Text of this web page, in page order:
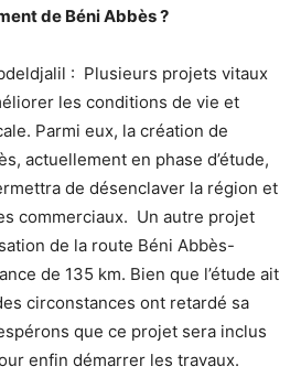
de Béni Abbès ?
: Plusieurs projets vitaux
les conditions de vie et
Parmi eux, la création de
actuellement en phase d’étude,
de désenclaver la région et
commerciaux. Un autre projet
de la route Béni Abbès-
de 135 km. Bien que l’étude ait
circonstances ont retardé sa
que ce projet sera inclus
enfin démarrer les travaux.